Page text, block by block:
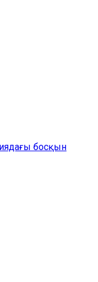
босқын